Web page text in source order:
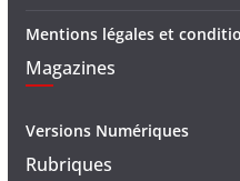
Mentions légales et
Magazines
Versions Numériques
Rubriques